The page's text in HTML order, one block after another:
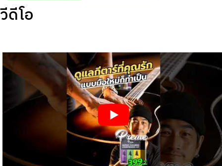
วีดีโอ